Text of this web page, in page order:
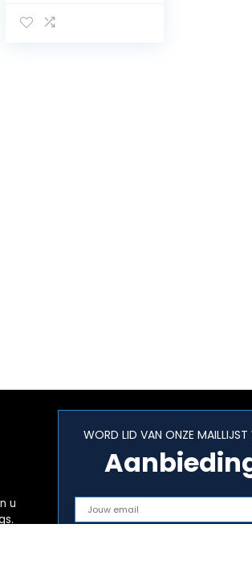
Radio Retro
u
WORD LID VAN ONZE MAILLIJST